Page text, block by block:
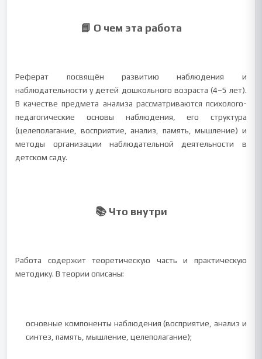
📘 О чем эта работа
Реферат посвящён развитию наблюдения и
наблюдательности у детей дошкольного возраста (4–5 лет).
В качестве предмета анализа рассматриваются психолого-
педагогические основы наблюдения, его структура
(целеполагание, восприятие, анализ, память, мышление) и
методы организации наблюдательной деятельности в
детском саду.
📚 Что внутри
Работа содержит теоретическую часть и практическую
методику. В теории описаны:
основные компоненты наблюдения (восприятие, анализ и
синтез, память, мышление, целеполагание);